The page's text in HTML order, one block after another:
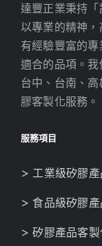
達豐正業秉持「
以專業的精神
有經驗豐富的
適合的品項。我
台中、台南、
膠客製化服務。
服務項目
> 工業級矽膠
> 食品級矽膠
> 矽膠產品客